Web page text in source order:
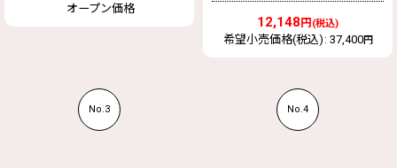
オープン価格
12,148 円 (税込)
希望小売価格(税込) : 37,400円
No.3 No.4